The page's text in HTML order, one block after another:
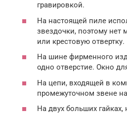
гравировкой.
На настоящей пиле
звездочки, поэтому нет
или крестовую отвертку.
На шине фирменного
одно отверстие. Окно
На цепи, входящей в
промежуточном звене
На двух больших